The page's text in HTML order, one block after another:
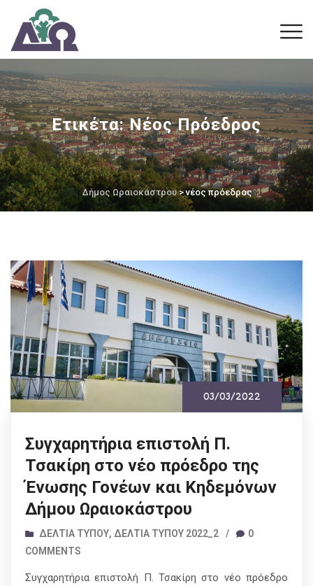
Ετικέτα:Νέος Πρόεδρος
Δήμος Ωραιοκάστρου> νέος πρόεδρος
03/03/2022
Συγχαρητήρια επιστολή Π.
Τσακίρη στο νέο πρόεδρο της
Ένωσης Γονέων και Κηδεμόνων
Δήμου Ωραιοκάστρου
ΔΕΛΤΊΑ ΤΎΠΟΥ, ΔΕΛΤΊΑ ΤΎΠΟΥ 2022_2 /
0
COMMENTS
Συγχαρητήρια επιστολή Π. Τσακίρη στο νέο πρόεδρο